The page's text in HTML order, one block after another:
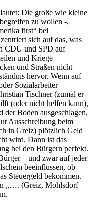
Die große wie kleine
zu wollen -,
first“ bei
sich auf das, was
CDU und SPD auf
und Kriege
und Straßen nicht
hervor. Wenn auf
Sozialarbeiter
Tischner (zumal er
(oder nicht helfen kann),
der Boden ausgeschlagen,
Ausschreibung beim
in Greiz) plötzlich Geld
wird. Dann ist das
bei den Bürgern perfekt.
– und zwar auf jeder
beeinflussen, ob
Steuergeld bekommen.
„…. (Greiz, Mohlsdorf